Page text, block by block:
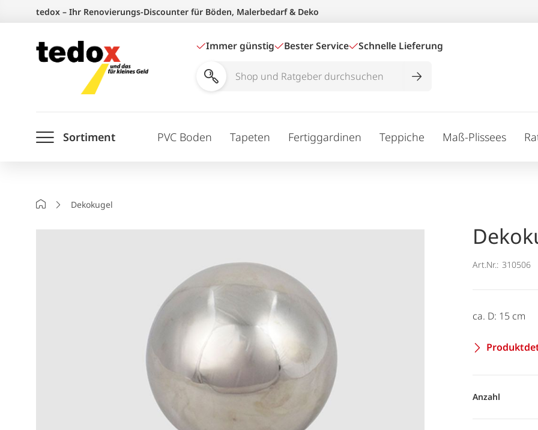
springen
tedox – Ihr Renovierungs-Discounter für Böden, Malerbedarf & Deko
Immer günstig Bester Service Schnelle Lieferung
Shop
durchsuchen
Sortiment PVC Boden Tapeten Fertiggardinen Teppiche Maß-Plissees
StartseiteDekokugel
Art.Nr.: 310506
ca. D: 15 cm
Anzahl